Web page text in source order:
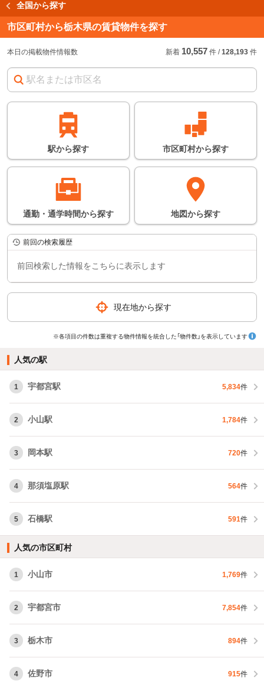
全国から探す
市区町村から栃木県の賃貸物件を探す
本日の掲載物件情報数 新着 10,557 件 /128,193 件
駅から探す 市区町村から探す
通勤・通学時間から探す 地図から探す
前回の検索履歴
前回検索した情報をこちらに表示します
現在地から探す
※各項目の件数は重複する物件情報を統合した「物件数」を表示しています
人気の駅
1 宇都宮駅 5,834件
2 小山駅 1,784件
3 岡本駅 720件
4 那須塩原駅 564件
5 石橋駅 591件
人気の市区町村
1 小山市 1,769件
2 宇都宮市 7,854件
3 栃木市 894件
4 佐野市 915件